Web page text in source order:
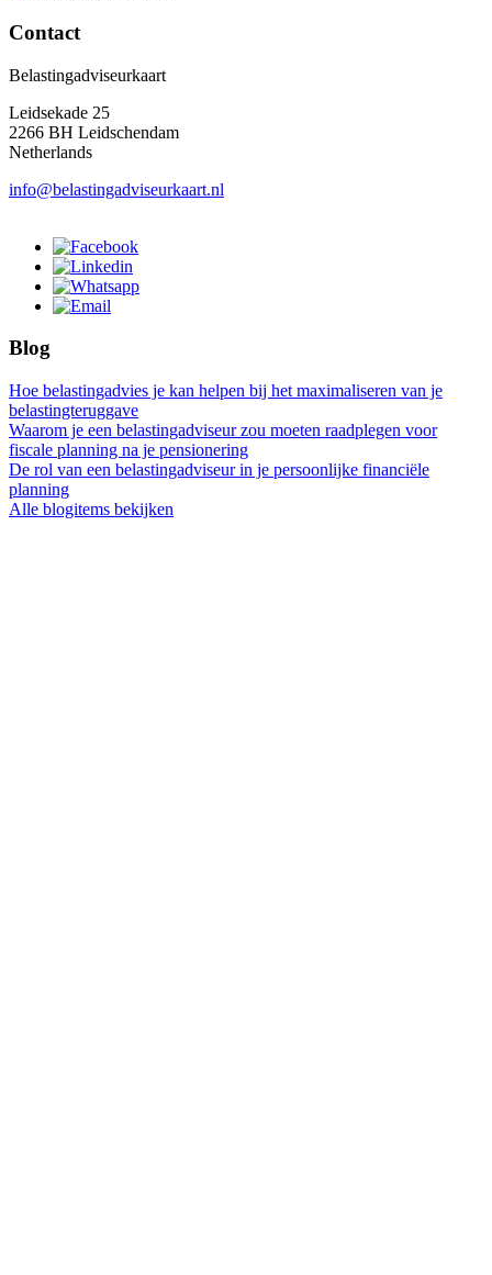
Contact
Belastingadviseurkaart
Leidsekade 25
2266 BH Leidschendam
Netherlands
info@belastingadviseurkaart.nl
Blog
Hoe belastingadvies je kan helpen bij het maximaliseren van je
belastingteruggave
Waarom je een belastingadviseur zou moeten raadplegen voor
fiscale planning na je pensionering
De rol van een belastingadviseur in je persoonlijke financiële
planning
Alle blogitems bekijken